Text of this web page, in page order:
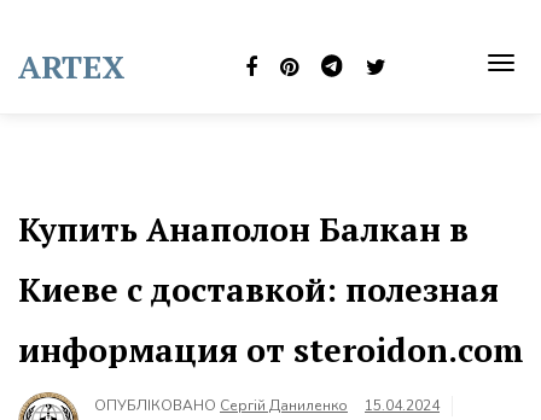
content
ARTEX
Купить Анаполон Балкан в
Киеве с доставкой: полезная
информация от steroidon.com
ОПУБЛІКОВАНО Сергій Даниленко
15.04.2024